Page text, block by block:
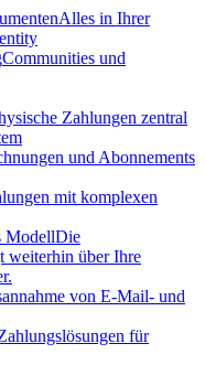
Alles in Ihrer
Communities und
Zahlungen zentral
und Abonnements
mit komplexen
ModellDie
weiterhin über Ihre
von E-Mail- und
für